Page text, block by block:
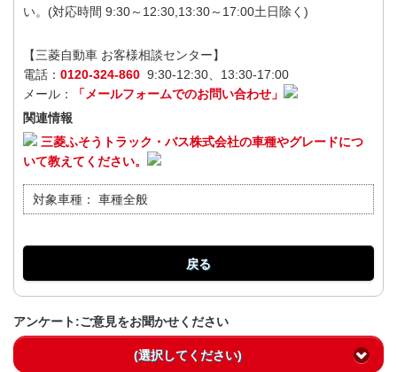
い。(対応時間 9:30～12:30,13:30～17:00土日除く)
【三菱自動車 お客様相談センター】
電話： 0120-324-860 9:30-12:30、13:30-17:00
メール：
「メールフォームでのお問い合わせ」
関連情報
三菱ふそうトラック・バス株式会社の車種やグレードにつ
いて教えてください。
対象車種： 車種全般
戻る
アンケート:ご意見をお聞かせください
(選択してください)